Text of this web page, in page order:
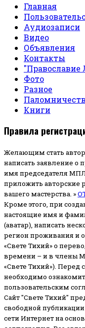
Главная
Аудиозаписи
Видео
Объявления
Контакты
Фото
Разное
Книги
Правила
Желающим стать
написать заявление о
имя председателя
приложить авторские
вашего мастерства. »
Кроме этого, при
настоящие имя и
(аватар), написать
регион проживания и
«Свете Тихий» о
времени – и в члены
«Свете Тихий»). Перед
необходимо
пользовательским
Сайт "Свете Тихий"
свободной
сети Интернет на